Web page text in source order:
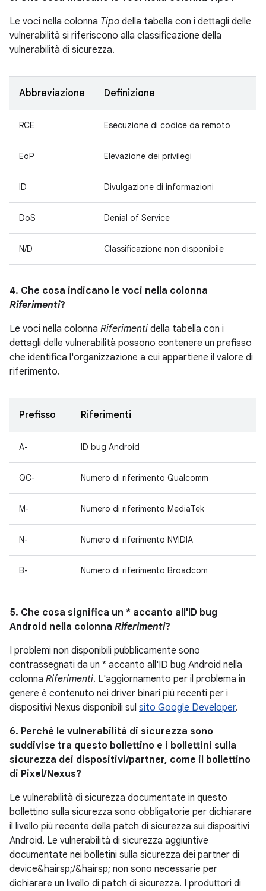
Le voci nella colonna Tipo della tabella con i dettagli delle
vulnerabilità si riferiscono alla classificazione della
vulnerabilità di sicurezza.
Abbreviazione Definizione
RCE Esecuzione di codice da remoto
EoP Elevazione dei privilegi
ID Divulgazione di informazioni
DoS Denial of Service
N/D Classificazione non disponibile
4. Che cosa indicano le voci nella colonna
Riferimenti?
Le voci nella colonna Riferimenti della tabella con i
dettagli delle vulnerabilità possono contenere un prefisso
che identifica l'organizzazione a cui appartiene il valore di
riferimento.
Prefisso Riferimenti
A- ID bug Android
QC- Numero di riferimento Qualcomm
M- Numero di riferimento MediaTek
N- Numero di riferimento NVIDIA
B- Numero di riferimento Broadcom
5. Che cosa significa un * accanto all'ID bug
Android nella colonna Riferimenti?
I problemi non disponibili pubblicamente sono
contrassegnati da un * accanto all'ID bug Android nella
colonna Riferimenti. L'aggiornamento per il problema in
genere è contenuto nei driver binari più recenti per i
dispositivi Nexus disponibili sul sito Google Developer.
6. Perché le vulnerabilità di sicurezza sono
suddivise tra questo bollettino e i bollettini sulla
sicurezza dei dispositivi/partner, come il bollettino
di Pixel/Nexus?
Le vulnerabilità di sicurezza documentate in questo
bollettino sulla sicurezza sono obbligatorie per dichiarare
il livello più recente della patch di sicurezza sui dispositivi
Android. Le vulnerabilità di sicurezza aggiuntive
documentate nei bolletini sulla sicurezza dei partner di
device&hairsp;/&hairsp; non sono necessarie per
dichiarare un livello di patch di sicurezza. I produttori di